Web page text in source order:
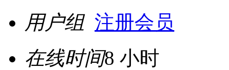
用户组 注册会员
在线时间8 小时